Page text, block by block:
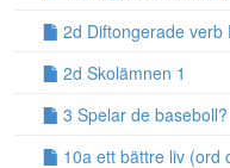
2d Diftongerade verb
2d Skolämnen 1
3 Spelar de baseboll?
10a ett bättre liv (ord